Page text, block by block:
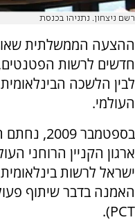
רשם ניצחון. נתניהו בכנסת
ההצעה הממשלתית
חדשים לרשות
לבין הלשכה
העולמי.
בספטמבר
ישראל לרשות
האמנה בדבר שיתוף
PCT).